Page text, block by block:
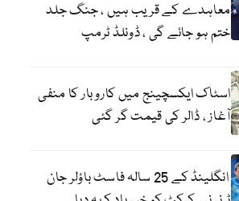
معاہدے کے قریب ہیں ، جنگ جلد
ختم ہو جائے گی ، ڈونلڈ ٹرمپ
اسٹاک ایکسچینج میں کاروبار کا منفی
آغاز ، ڈالر کی قیمت گر گئی
انگلینڈ کے 25 سالہ فاسٹ باؤلر جان